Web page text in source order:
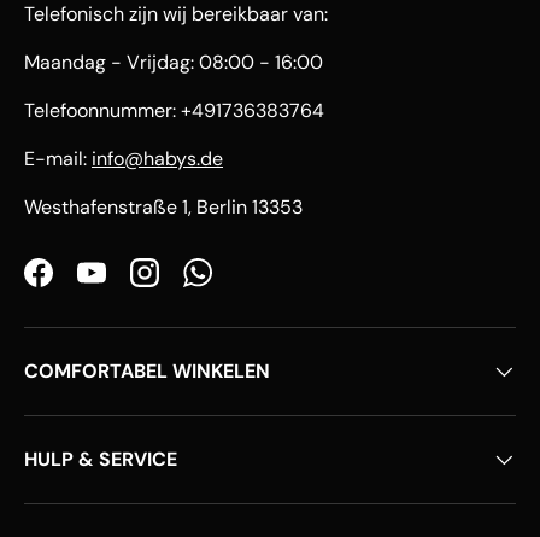
Telefonisch zijn wij bereikbaar van:
Maandag - Vrijdag: 08:00 - 16:00
Telefoonnummer: +491736383764
E-mail: info@habys.de
Westhafenstraße 1, Berlin 13353
FacebookYouTubeInstagramWhatsApp
COMFORTABEL WINKELEN
HULP & SERVICE